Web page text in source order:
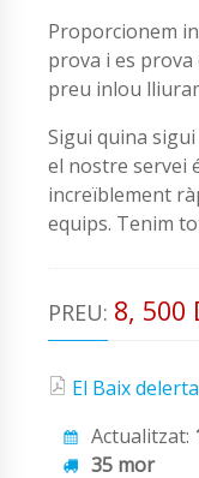
Proporcionem
prova i es
preu inlou
Sigui quina
el nostre servei
increïblement
equips. Tenim
PREU: 8, 500
El Baix
Actualitzat:
35 mor